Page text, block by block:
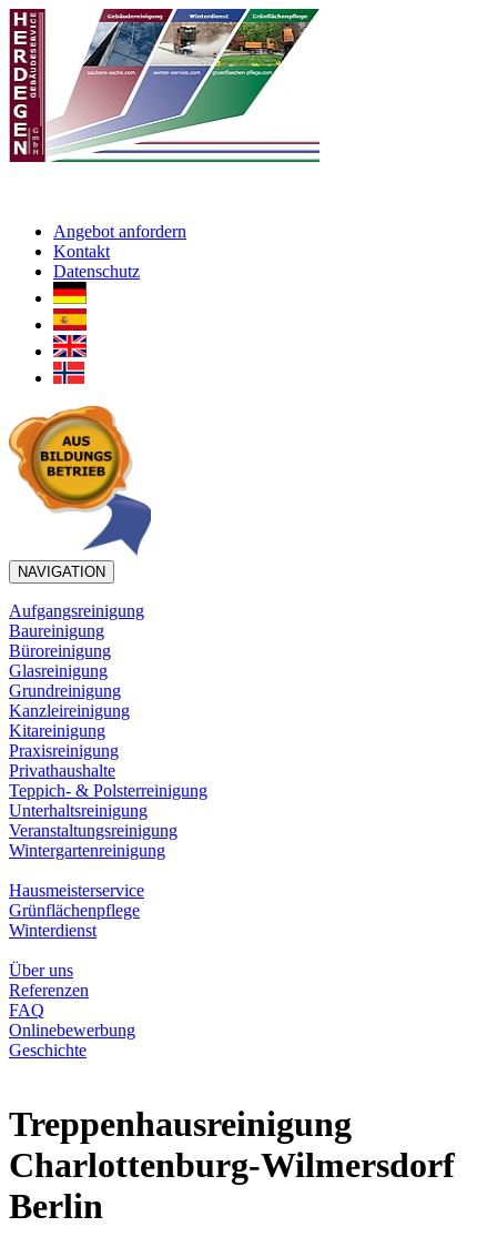
Angebot anfordern
Kontakt
Datenschutz
NAVIGATION
Aufgangsreinigung
Baureinigung
Büroreinigung
Glasreinigung
Grundreinigung
Kanzleireinigung
Kitareinigung
Praxisreinigung
Privathaushalte
Teppich- & Polsterreinigung
Unterhaltsreinigung
Veranstaltungsreinigung
Wintergartenreinigung
Hausmeisterservice
Grünflächenpflege
Winterdienst
Über uns
Referenzen
FAQ
Onlinebewerbung
Geschichte
Treppenhausreinigung
Charlottenburg-Wilmersdorf
Berlin